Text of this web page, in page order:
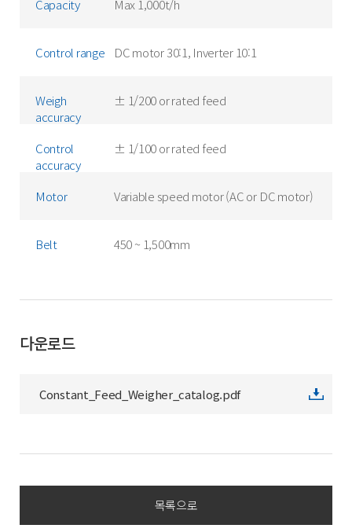
Capacity Max 1,000t/h
Control range DC motor 30:1, Inverter 10:1
Weigh
accuracy
± 1/200 or rated feed
Control
accuracy
± 1/100 or rated feed
Motor Variable speed motor (AC or DC motor)
Belt 450 ~ 1,500mm
다운로드
Constant_Feed_Weigher_catalog.pdf
목록으로